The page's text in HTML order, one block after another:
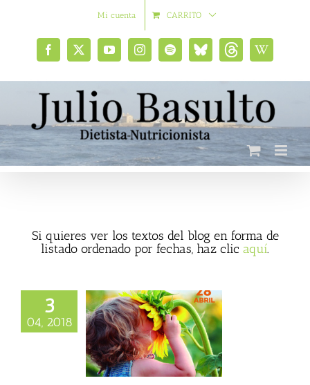
Mi cuenta CARRITO
Facebook
X YouTubeInstagramSpotifyBluesky
social
ThreadsWikipedia
Si quieres ver los textos del blog en forma de
listado ordenado por fechas, haz clic aquí.
3
04, 2018
Socioeducativas
de Córdoba) y